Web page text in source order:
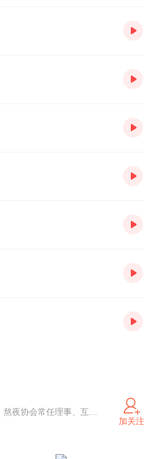
资深声控、一级话题终结者、熬夜协会常任理事、互联网金牌冲浪选手。
加关注